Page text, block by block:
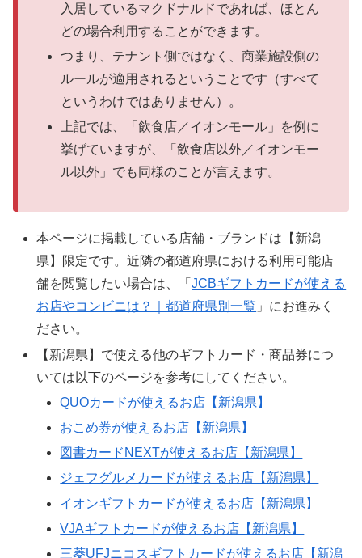
入居しているマクドナルドであれば、ほとん
どの場合利用することができます。
つまり、テナント側ではなく、商業施設側の
ルールが適用されるということです（すべて
というわけではありません）。
上記では、「飲食店／イオンモール」を例に
挙げていますが、「飲食店以外／イオンモー
ル以外」でも同様のことが言えます。
本ページに掲載している店舗・ブランドは【新潟
県】限定です。近隣の都道府県における利用可能店
舗を閲覧したい場合は、「JCBギフトカードが使える
お店やコンビニは？｜都道府県別一覧 」にお進みく
ださい。
【新潟県】で使える他のギフトカード・商品券につ
いては以下のページを参考にしてください。
QUOカードが使えるお店【新潟県】
おこめ券が使えるお店【新潟県】
図書カードNEXTが使えるお店【新潟県】
ジェフグルメカードが使えるお店【新潟県】
イオンギフトカードが使えるお店【新潟県】
VJAギフトカードが使えるお店【新潟県】
三菱UFJニコスギフトカードが使えるお店【新潟